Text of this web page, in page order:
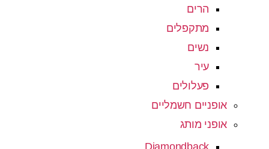
הרים
מתקפלים
נשים
עיר
פעלולים
אופניים חשמליים
אופני מותג
Diamondback